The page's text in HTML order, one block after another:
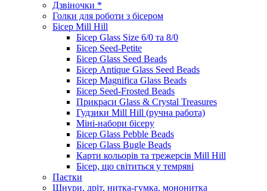
Дзвіночки *
Голки для роботи з бісером
Бісер Mill Hill
Бісер Glass Size 6/0 та 8/0
Бісер Seed-Petite
Бісер Glass Seed Beads
Бісер Antique Glass Seed Beads
Бісер Magnifica Glass Beads
Бісер Seed-Frosted Beads
Прикраси Glass & Crystal Treasures
Гудзики Mill Hill (ручна работа)
Міні-набори бісеру
Бісер Glass Pebble Beads
Бісер Glass Bugle Beads
Карти кольорів та трежерсів Mill Hill
Бісер, що світиться у темряві
Паєтки
Шнури, дріт, нитка-гумка, мононитка